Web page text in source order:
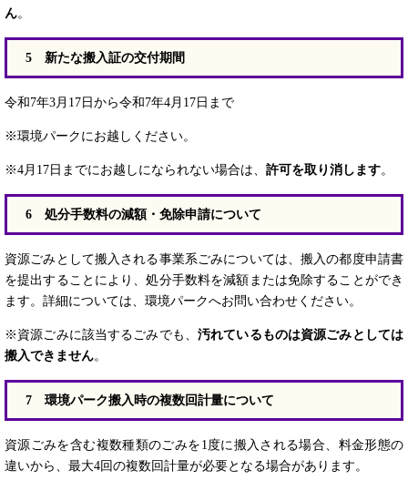
ん。
5 ​新たな搬入証の交付期間
令和7年3月17日から令和7年4月17日まで
※環境パークにお越しください。
※4月17日までにお越しになられない場合は、 許可を取り消します。
6 ​​ 処分手数料の減額・免除申請について
資源ごみとして搬入される事業系ごみについては、搬入の都度申請書
を提出することにより、処分手数料を減額または免除することができ
ます。詳細については、環境パークへお問い合わせください。
※資源ごみに該当するごみでも、 汚れているものは資源ごみとしては
搬入できません。
7 ​​​ 環境パーク搬入時の複数回計量について
資源ごみを含む複数種類のごみを1度に搬入される場合、料金形態の
違いから、最大4回の複数回計量が必要となる場合があります。